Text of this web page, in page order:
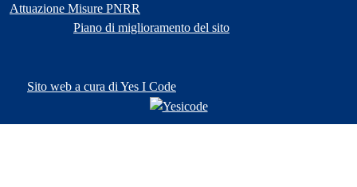
Attuazione Misure PNRR
Piano di miglioramento del sito
Sito web a cura di Yes I Code